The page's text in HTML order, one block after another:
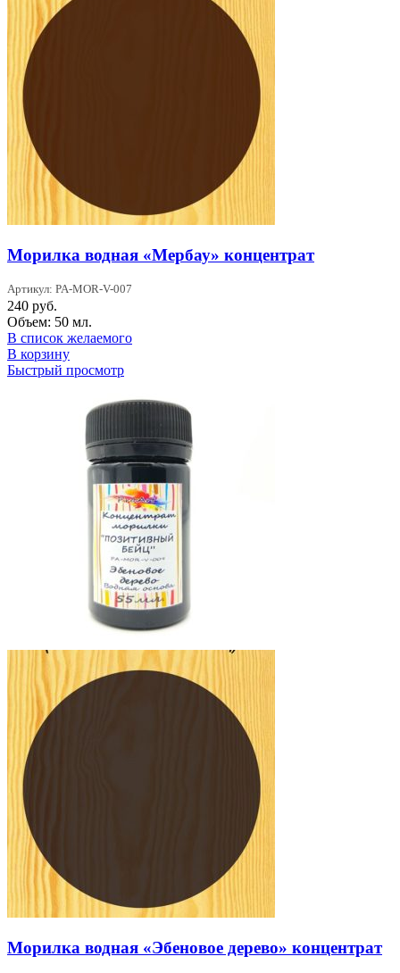
Морилка водная «Мербау» концентрат
Артикул: PA-MOR-V-007
240 руб.
Объем: 50 мл.
В список желаемого
В корзину
Быстрый просмотр
Морилка водная «Эбеновое дерево» концентрат